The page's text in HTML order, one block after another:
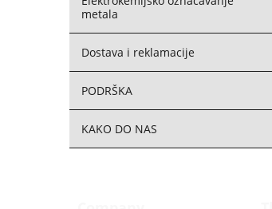
metala
Dostava i reklamacije
PODRŠKA
KAKO DO NAS